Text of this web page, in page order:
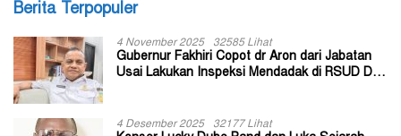
Berita Terpopuler
4 November 2025 32585 Lihat
Gubernur Fakhiri Copot dr Aron dari Jabatan
Usai Lakukan Inspeksi Mendadak di RSUD Dok
4 Desember 2025 32177 Lihat